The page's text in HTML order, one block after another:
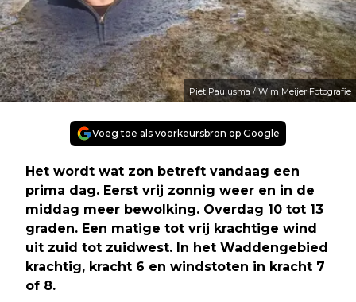
Piet Paulusma / Wim Meijer Fotografie
Voeg toe als voorkeursbron op Google
Het wordt wat zon betreft vandaag een
prima dag. Eerst vrij zonnig weer en in de
middag meer bewolking. Overdag 10 tot 13
graden. Een matige tot vrij krachtige wind
uit zuid tot zuidwest. In het Waddengebied
krachtig, kracht 6 en windstoten in kracht 7
of 8.